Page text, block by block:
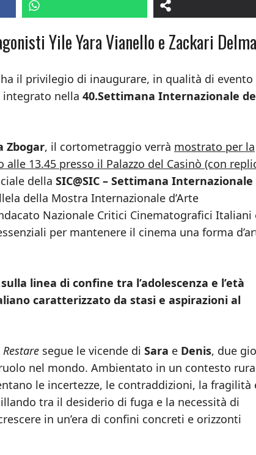
Yile Yara Vianello e Zackari
il privilegio di inaugurare, in qualità di evento
nella 40.Settimana Internazionale
Zbogar, il cortometraggio verrà mostrato per la
13.45 presso il Palazzo del Casinò (con
della SIC@SIC – Settimana Internazionale
della Mostra Internazionale d’Arte
Nazionale Critici Cinematografici Italiani
per mantenere il cinema una forma
linea di confine tra l’adolescenza e l’età
caratterizzato da stasi e aspirazioni al
Restare segue le vicende di Sara e Denis, due
nel mondo. Ambientato in un contesto
le incertezze, le contraddizioni, la fragilità
tra il desiderio di fuga e la necessità di
in un’era di confini concreti e orizzonti